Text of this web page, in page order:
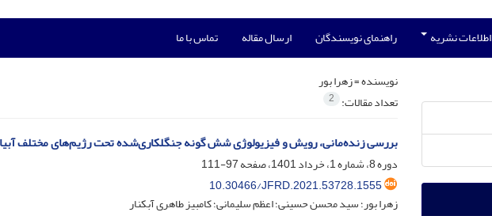
اطلاعات نشریه راهنمای نویسندگان ارسال مقاله تماس با ما
نویسنده =زهرا بور
تعداد مقالات: 2
بررسی زنده‌مانی، رویش و فیزیولوژی شش گونه جنگلکاری‌شده تحت رژیم‌های مختلف
دوره 8، شماره 1، خرداد 1401، صفحه
97-111
10.30466/JFRD.2021.53728.1555
زهرا بور؛ سید محسن حسینی؛ اعظم سلیمانی؛ کامبیز طاهری آبکنار